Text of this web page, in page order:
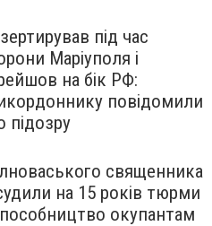
під час
Маріуполя і
на бік РФ:
повідомили
підозру
священника
на 15 років тюрми
окупантам